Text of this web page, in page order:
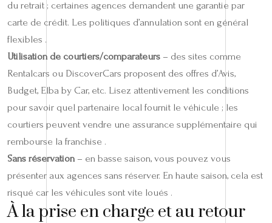
du retrait ; certaines agences demandent une garantie par
carte de crédit. Les politiques d’annulation sont en général
flexibles .
Utilisation de courtiers/comparateurs – des sites comme
Rentalcars ou DiscoverCars proposent des offres d’Avis,
Budget, Elba by Car, etc. Lisez attentivement les conditions
pour savoir quel partenaire local fournit le véhicule ; les
courtiers peuvent vendre une assurance supplémentaire qui
rembourse la franchise .
Sans réservation– en basse saison, vous pouvez vous
présenter aux agences sans réserver. En haute saison, cela est
risqué car les véhicules sont vite loués .
À la prise en charge et au retour